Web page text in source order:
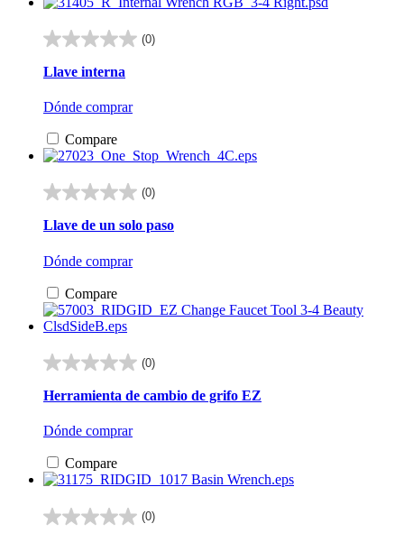
(0)
0.0
5
Llave interna
Dónde comprar
Compare
(0)
0.0
5
Llave de un solo paso
Dónde comprar
Compare
(0)
0.0
5
Herramienta de cambio de grifo EZ
Dónde comprar
Compare
(0)
0.0